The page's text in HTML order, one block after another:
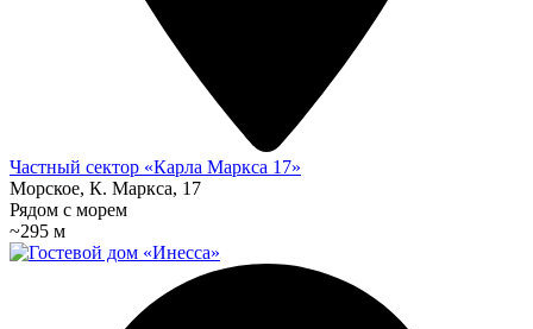
Частный сектор «Карла Маркса 17»
Морское, К. Маркса, 17
Рядом с морем
~295 м